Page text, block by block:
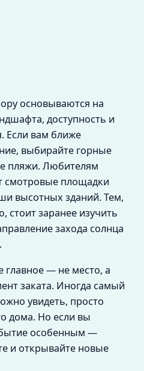
основываются на
доступность и
Если вам ближе
выбирайте горные
пляжи. Любителям
смотровые площадки
высотных зданий. Тем,
стоит заранее изучить
захода солнца
— не место, а
заката. Иногда самый
увидеть, просто
дома. Но если вы
особенным —
и открывайте новые